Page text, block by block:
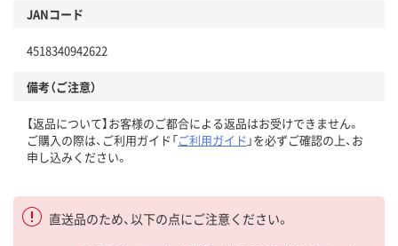
JANコード
4518340942622
備考（ご注意）
【返品について】お客様のご都合による返品はお受けできません。
ご購入の際は、ご利用ガイド「ご利用ガイド 」を必ずご確認の上、お
申し込みください。
直送品のため、以下の点にご注意ください。